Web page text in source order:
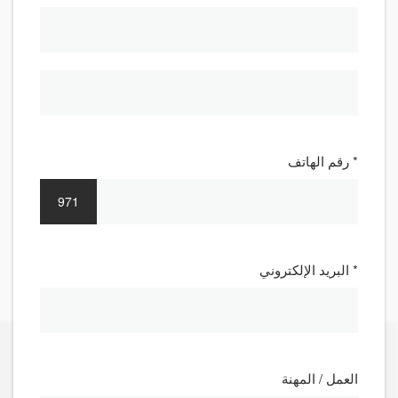
* رقم الهاتف
971
* البريد الإلكتروني
العمل / المهنة